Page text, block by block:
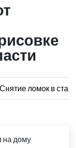
Снятие ломок в
на дому